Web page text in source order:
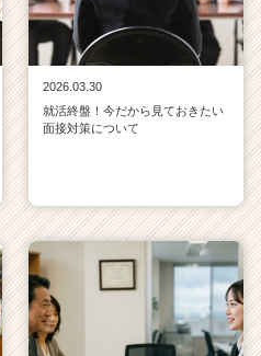
2026.03.30
就活終盤！今だから見ておきたい
面接対策について